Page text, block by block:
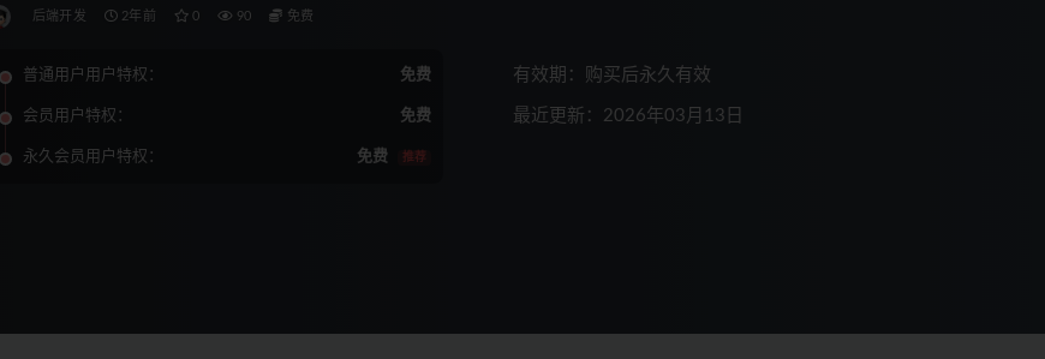
后端开发 2年前 0 90 免费
普通用户用户特权： 免费
会员用户特权： 免费
永久会员用户特权： 免费 推荐
有效期：购买后永久有效
最近更新：2026年03月13日